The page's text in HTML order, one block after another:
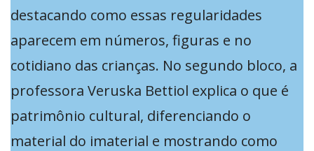
destacando como essas regularidades
aparecem em números, figuras e no
cotidiano das crianças. No segundo bloco, a
professora Veruska Bettiol explica o que é
patrimônio cultural, diferenciando o
material do imaterial e mostrando como